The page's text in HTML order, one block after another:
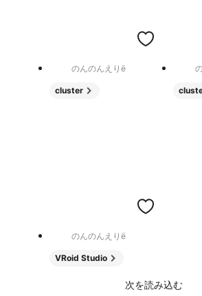
のんのんえりë
cluster
のんのんえりë
VRoid Studio
次を読み込む